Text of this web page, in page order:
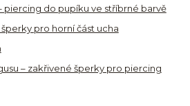
piercing do pupíku ve stříbrné barvě
pro horní část ucha
– zakřivené šperky pro piercing